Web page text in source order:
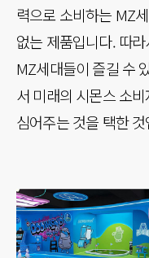
력으로 소비하는 MZ
없는 제품입니다. 따
MZ세대들이 즐길 수
서 미래의 시몬스 소
심어주는 것을 택한